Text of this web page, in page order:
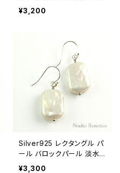
のピアス ベージュゴールド
¥3,200
Silver925 レクタングル パ
ール バロックパール 淡水
真珠 ピアス
¥3,300